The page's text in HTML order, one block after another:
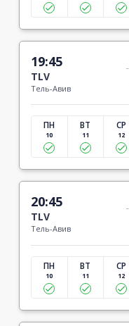
19:45
TLV
Тель-Авив
ПН
10
ВТ
11
СР
12
20:45
TLV
Тель-Авив
ПН
10
ВТ
11
СР
12